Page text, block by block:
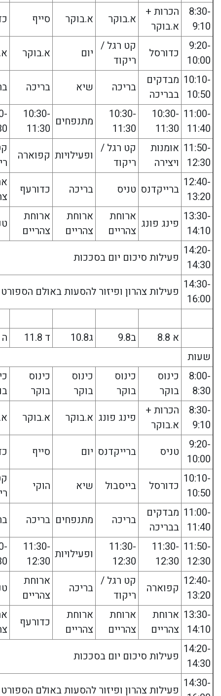
8:30-
9:10
הכרות +
א.בוקר
א.בוקר א.בוקר סייף
9:20-
10:00
כדורסל
קט רגל /
ריקוד
יום א.בוקר
10:10-
10:50
מבדקים
בבריכה
בריכה שיא בריכה
11:00-
11:40
10:30-
11:30
10:30-
11:30
מתנפחים
10:30-
11:30
11:50-
12:30
אומנות
ויצירה
קט רגל /
ריקוד
ופעילויות קפוארה
12:40-
13:20
ברייקדנס טניס בריכה כדורעף
13:30-
14:10
פינג פונג
ארוחת
צהריים
ארוחת
צהריים
ארוחת
צהריים
14:20-
14:30
פעילות סיכום יום בסככות
14:30-
16:00
פעילות צהרון ופיזור להסעות באולם הספורט
א 8.8 ב9.8 ג10.8 ד 11.8
ה 12.8
שעות
8:00-
8:30
כינוס
בוקר
כינוס
בוקר
כינוס
בוקר
כינוס
בוקר
8:30-
9:10
הכרות +
א.בוקר
פינג פונג א.בוקר א.בוקר
9:20-
10:00
טניס ברייקדנס יום סייף
10:10-
10:50
כדורסל בייסבול שיא הוקי
11:00-
11:40
מבדקים
בבריכה
בריכה מתנפחים בריכה
11:50-
12:30
11:30-
12:30
11:30-
12:30
ופעילויות
11:30-
12:30
12:40-
13:20
קפוארה
קט רגל /
ריקוד
בריכה
ארוחת
צהריים
13:30-
14:10
ארוחת
צהריים
ארוחת
צהריים
ארוחת
צהריים
כדורעף
14:20-
14:30
פעילות סיכום יום בסככות
14:30-
פעילות צהרון ופיזור להסעות באולם הספורט